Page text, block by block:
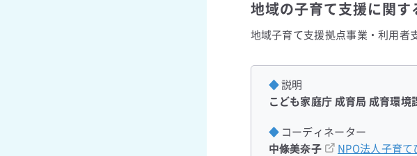
地域の子育て支援に関す
地域子育て支援拠点事業・利用者
説明
こども家庭庁 成育局 成育環境
コーディネーター
中條美奈子
NPO法人子育